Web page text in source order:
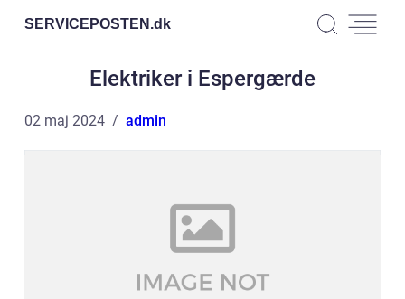
SERVICEPOSTEN.dk
Elektriker i Espergærde
02 maj 2024 admin